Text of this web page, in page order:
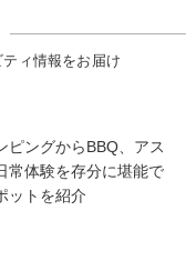
ィ情報をお届け
ピングからBBQ、アス
常体験を存分に堪能で
ットを紹介